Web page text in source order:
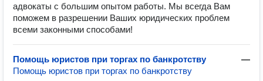
адвокаты с большим опытом работы. Мы всегда Вам
поможем в разрешении Ваших юридических проблем
всеми законными способами!
Помощь юристов при торгах по банкротству
—
Помощь юристов при торгах по банкротству